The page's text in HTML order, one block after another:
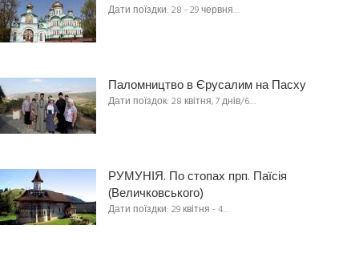
Дати поїздки: 28 - 29 червня…
Паломництво в Єрусалим на Пасху
Дати поїздок: 28 квітня, 7 днів/6…
РУМУНІЯ. По стопах прп. Паїсія
(Величковського)
Дати поїздки: 29 квітня - 4…